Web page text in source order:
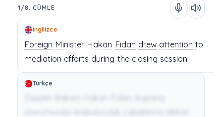
1/8. CÜMLE
İngilizce
Foreign Minister Hakan Fidan drew attention to
mediation efforts during the closing session.
Türkçe